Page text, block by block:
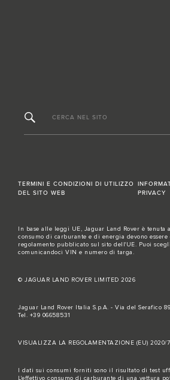
CERCA NEL SITO
TERMINI E CONDIZIONI DI UTILIZZO
DEL SITO WEB
PRIVACY
In base alle leggi UE, Jaguar Land Rover è
consumo di carburante e di energia devono
regolamento pubblicato sul sito dell'UE . Puoi
comunicandoci VIN e numero di targa.
© JAGUAR LAND ROVER LIMITED 2026
Jaguar Land Rover Italia S.p.A. - Via del Serafico
Tel. +39 06658531
VISUALIZZA LA REGOLAMENTAZIONE (EU) 2020/
I dati sui consumi forniti sono il risultato di test
L'effettivo consumo di carburante di una vettura